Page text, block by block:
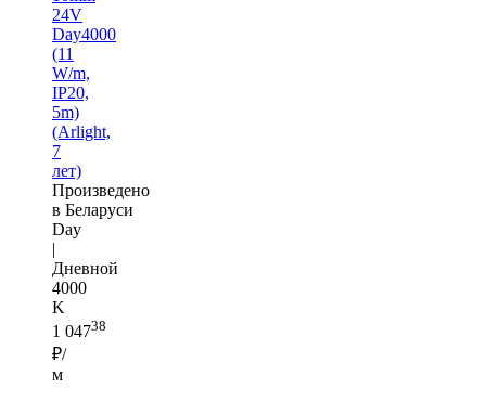
24V
Day4000
(11
W/m,
IP20,
5m)
(Arlight,
7
лет)
Произведено
в Беларуси
Day
|
Дневной
4000
K
1 04738
₽/
м